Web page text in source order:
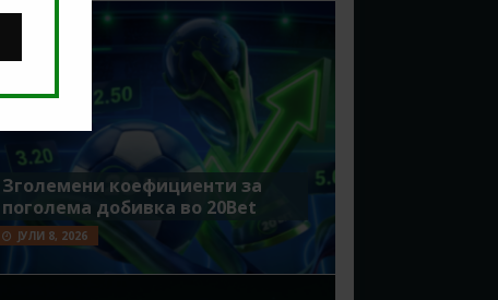
Зголемени коефициенти за
поголема добивка во 20Bet
ЈУЛИ 8, 2026